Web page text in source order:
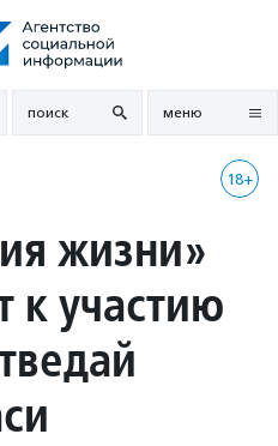
поиск меню
18+
жизни»
к участию